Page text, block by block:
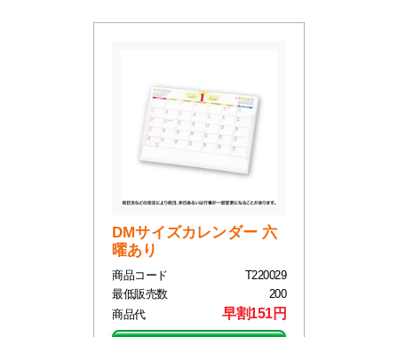
DMサイズカレンダー 六
曜あり
商品コード
T220029
最低販売数
200
商品代
早割151円